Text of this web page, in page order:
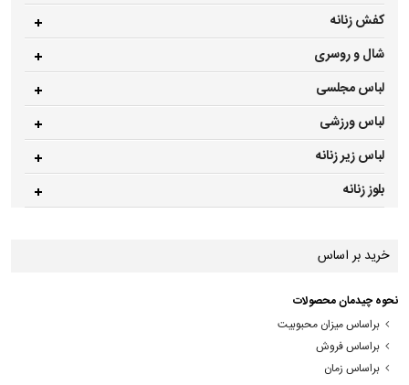
کفش زنانه
شال و روسری
لباس مجلسی
لباس ورزشی
لباس زیر زنانه
بلوز زنانه
خرید بر اساس
نحوه چیدمان محصولات
براساس میزان محبوبیت
براساس فروش
براساس زمان